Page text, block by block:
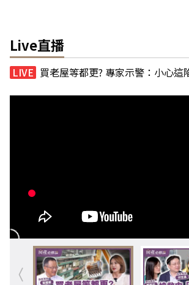
Live直播
買老屋等都更? 專家示警：小心這